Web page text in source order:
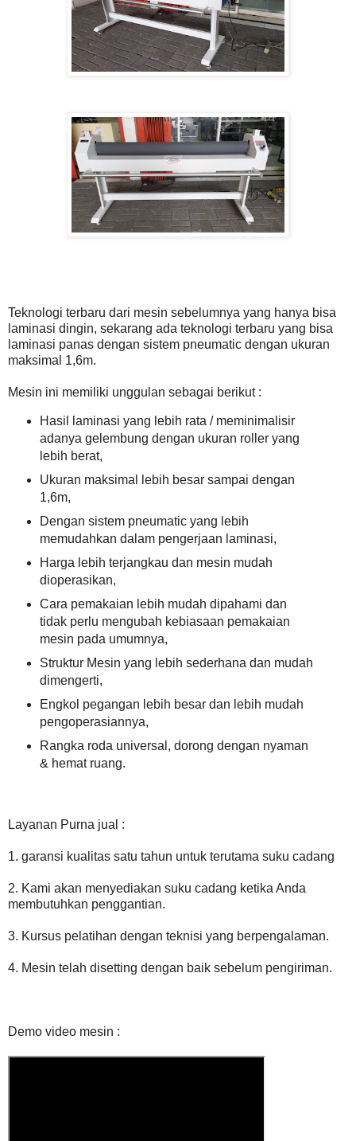
Teknologi terbaru dari mesin sebelumnya yang hanya bisa
laminasi dingin, sekarang ada teknologi terbaru yang bisa
laminasi panas dengan sistem pneumatic dengan ukuran
maksimal 1,6m.
Mesin ini memiliki unggulan sebagai berikut :
Hasil laminasi yang lebih rata / meminimalisir
adanya gelembung dengan ukuran roller yang
lebih berat,
Ukuran maksimal lebih besar sampai dengan
1,6m,
Dengan sistem pneumatic yang lebih
memudahkan dalam pengerjaan laminasi,
Harga lebih terjangkau dan mesin mudah
dioperasikan,
Cara pemakaian lebih mudah dipahami dan
tidak perlu mengubah kebiasaan pemakaian
mesin pada umumnya,
Struktur Mesin yang lebih sederhana dan mudah
dimengerti,
Engkol pegangan lebih besar dan lebih mudah
pengoperasiannya,
Rangka roda universal, dorong dengan nyaman
& hemat ruang.
Layanan Purna jual :
1. garansi kualitas satu tahun untuk terutama suku cadang
2. Kami akan menyediakan suku cadang ketika Anda
membutuhkan penggantian.
3. Kursus pelatihan dengan teknisi yang berpengalaman.
4. Mesin telah disetting dengan baik sebelum pengiriman.
Demo video mesin :